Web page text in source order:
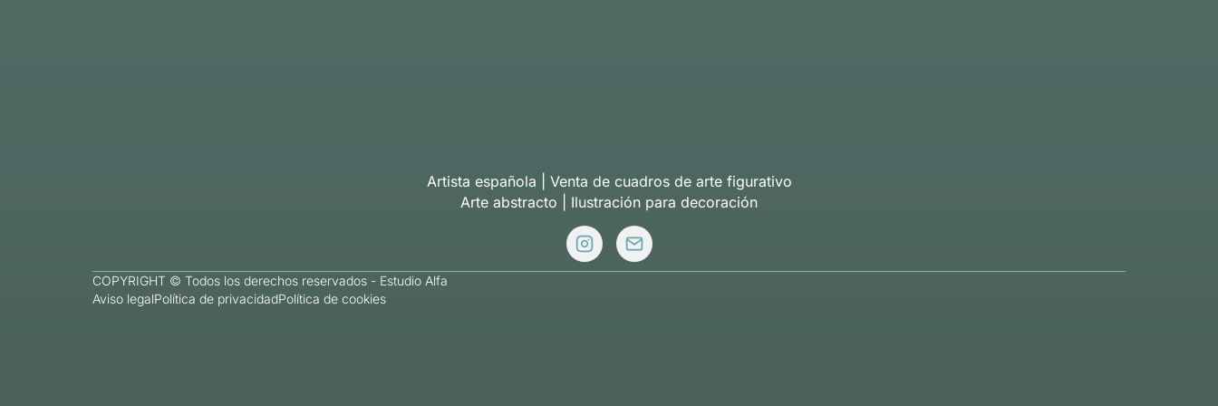
Artista española | Venta de cuadros de arte figurativo
Arte abstracto | Ilustración para decoración
COPYRIGHT © Todos los derechos reservados - Estudio Alfa
Aviso legalPolítica de privacidadPolítica de cookies